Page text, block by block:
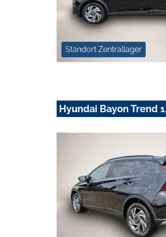
Standort Zentrallager
Hyundai Bayon Trend